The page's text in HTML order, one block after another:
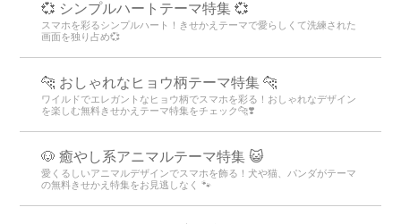
💞 シンプルハートテーマ特集 💞
スマホを彩るシンプルハート！きせかえテーマで愛らしくて洗練された
画面を独り占め💞
🐆 おしゃれなヒョウ柄テーマ特集 🐆
ワイルドでエレガントなヒョウ柄でスマホを彩る！おしゃれなデザイン
を楽しむ無料きせかえテーマ特集をチェック🐆❣️
🐶 癒やし系アニマルテーマ特集 😺
愛くるしいアニマルデザインでスマホを飾る！犬や猫、パンダがテーマ
の無料きせかえ特集をお見逃しなく 🐾